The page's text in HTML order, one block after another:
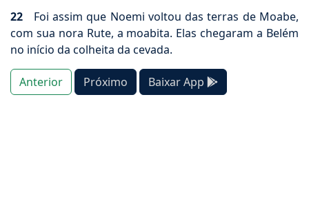
22 Foi assim que Noemi voltou das terras de Moabe,
com sua nora Rute, a moabita. Elas chegaram a Belém
no início da colheita da cevada.
Anterior Próximo Baixar App